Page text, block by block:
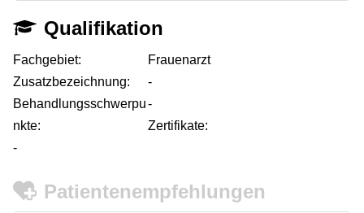
Qualifikation
Fachgebiet:
Frauenarzt
Zusatzbezeichnung:
-
Behandlungsschwerpu
nkte:
-
Zertifikate:
-
Patientenempfehlungen